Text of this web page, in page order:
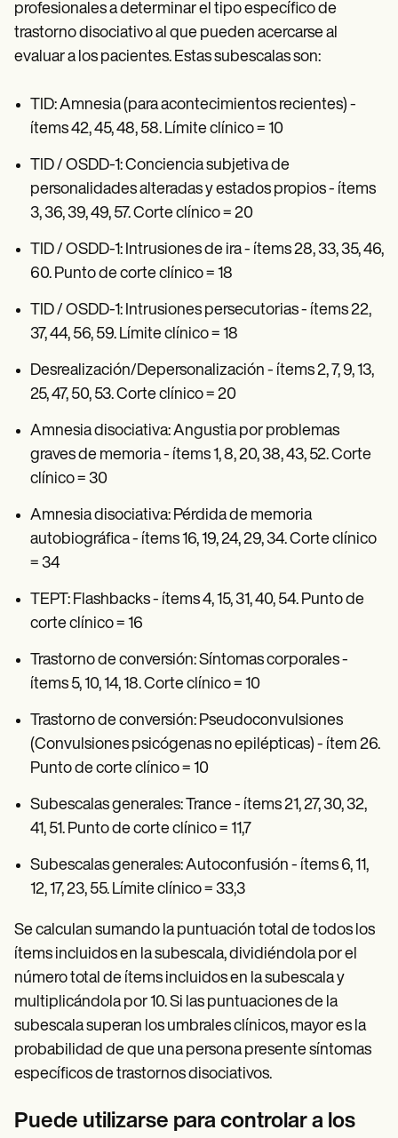
profesionales a determinar el tipo específico de
trastorno disociativo al que pueden acercarse al
evaluar a los pacientes. Estas subescalas son:
TID: Amnesia (para acontecimientos recientes) -
ítems 42, 45, 48, 58. Límite clínico = 10
TID / OSDD-1: Conciencia subjetiva de
personalidades alteradas y estados propios - ítems
3, 36, 39, 49, 57. Corte clínico = 20
TID / OSDD-1: Intrusiones de ira - ítems 28, 33, 35, 46,
60. Punto de corte clínico = 18
TID / OSDD-1: Intrusiones persecutorias - ítems 22,
37, 44, 56, 59. Límite clínico = 18
Desrealización/Depersonalización - ítems 2, 7, 9, 13,
25, 47, 50, 53. Corte clínico = 20
Amnesia disociativa: Angustia por problemas
graves de memoria - ítems 1, 8, 20, 38, 43, 52. Corte
clínico = 30
Amnesia disociativa: Pérdida de memoria
autobiográfica - ítems 16, 19, 24, 29, 34. Corte clínico
= 34
TEPT: Flashbacks - ítems 4, 15, 31, 40, 54. Punto de
corte clínico = 16
Trastorno de conversión: Síntomas corporales -
ítems 5, 10, 14, 18. Corte clínico = 10
Trastorno de conversión: Pseudoconvulsiones
(Convulsiones psicógenas no epilépticas) - ítem 26.
Punto de corte clínico = 10
Subescalas generales: Trance - ítems 21, 27, 30, 32,
41, 51. Punto de corte clínico = 11,7
Subescalas generales: Autoconfusión - ítems 6, 11,
12, 17, 23, 55. Límite clínico = 33,3
Se calculan sumando la puntuación total de todos los
ítems incluidos en la subescala, dividiéndola por el
número total de ítems incluidos en la subescala y
multiplicándola por 10. Si las puntuaciones de la
subescala superan los umbrales clínicos, mayor es la
probabilidad de que una persona presente síntomas
específicos de trastornos disociativos.
Puede utilizarse para controlar a los